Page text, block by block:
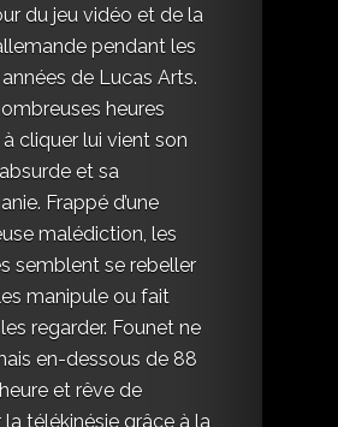
du jeu vidéo et de la
pendant les
de Lucas Arts.
heures
cliquer lui vient son
et sa
Frappé d’une
malédiction, les
semblent se rebeller
manipule ou fait
regarder. Founet ne
en-dessous de 88
et rêve de
la télékinésie grâce à la